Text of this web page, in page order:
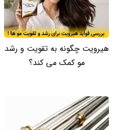
هیرویت چگونه به تقویت و رشد
مو کمک می کند؟